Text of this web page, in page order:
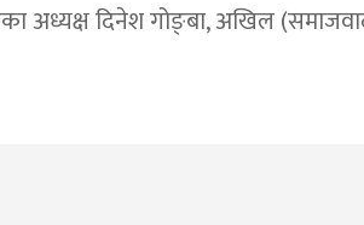
अध्यक्ष दिनेश गोङ्बा, अखिल